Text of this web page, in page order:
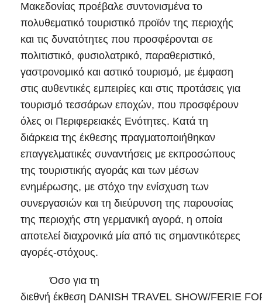
Μακεδονίας προέβαλε συντονισμένα το
πολυθεματικό τουριστικό προϊόν της περιοχής
και τις δυνατότητες που προσφέρονται σε
πολιτιστικό, φυσιολατρικό, παραθεριστικό,
γαστρονομικό και αστικό τουρισμό, με έμφαση
στις αυθεντικές εμπειρίες και στις προτάσεις για
τουρισμό τεσσάρων εποχών, που προσφέρουν
όλες οι Περιφερειακές Ενότητες. Κατά τη
διάρκεια της έκθεσης πραγματοποιήθηκαν
επαγγελματικές συναντήσεις με εκπροσώπους
της τουριστικής αγοράς και των μέσων
ενημέρωσης, με στόχο την ενίσχυση των
συνεργασιών και τη διεύρυνση της παρουσίας
της περιοχής στη γερμανική αγορά, η οποία
αποτελεί διαχρονικά μία από τις σημαντικότερες
αγορές-στόχους.
Όσο για τη
διεθνή έκθεση DANISH TRAVEL SHOW/FERIE